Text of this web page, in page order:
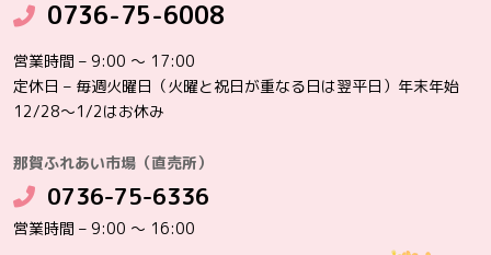
0736-75-6008
営業時間 – 9:00 ～ 17:00
定休日 – 毎週火曜日（火曜と祝日が重なる日は翌平日）年末年始
12/28～1/2はお休み
那賀ふれあい市場（直売所）
0736-75-6336
営業時間 – 9:00 ～ 16:00